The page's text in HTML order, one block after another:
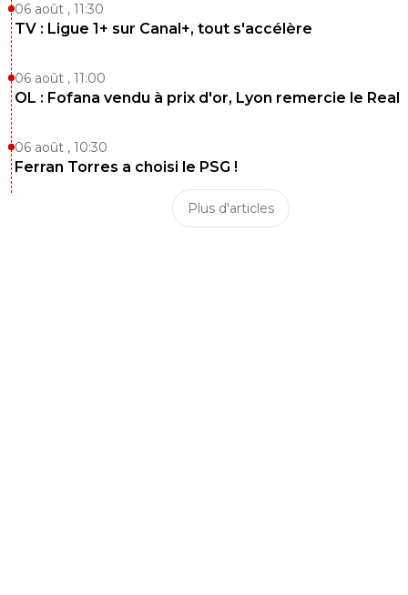
06 août , 11:30
TV : Ligue 1+ sur Canal+, tout s'accélère
06 août , 11:00
OL : Fofana vendu à prix d'or, Lyon remercie le Real
06 août , 10:30
Ferran Torres a choisi le PSG !
Plus d'articles